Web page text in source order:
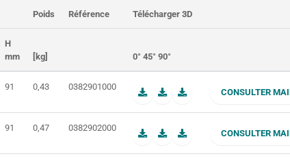
Poids Référence Télécharger 3D
H
mm
[kg] 0° 45° 90°
91 0,43 0382901000
CONSULTER
91 0,47 0382902000
CONSULTER